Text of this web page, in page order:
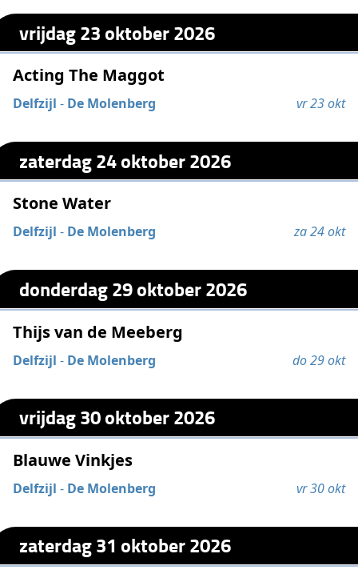
vrijdag 23 oktober 2026
Acting The Maggot
Delfzijl - De Molenberg vr 23 okt
zaterdag 24 oktober 2026
Stone Water
Delfzijl - De Molenberg za 24 okt
donderdag 29 oktober 2026
Thijs van de Meeberg
Delfzijl - De Molenberg do 29 okt
vrijdag 30 oktober 2026
Blauwe Vinkjes
Delfzijl - De Molenberg vr 30 okt
zaterdag 31 oktober 2026